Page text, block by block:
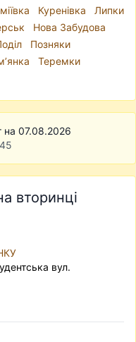
Куренівка
Липки
Нова Забудова
Позняки
Теремки
на 07.08.2026
вторинці
вул.